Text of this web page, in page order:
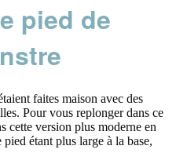
pied de
faites maison avec des
Pour vous replonger dans ce
cette version plus moderne en
étant plus large à la base,